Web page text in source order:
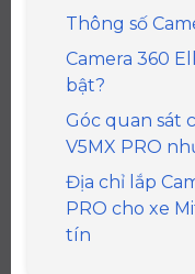
Thông số
Camera 360
bật?
Góc quan sát
V5MX PRO
Địa chỉ lắp
PRO cho xe
tín